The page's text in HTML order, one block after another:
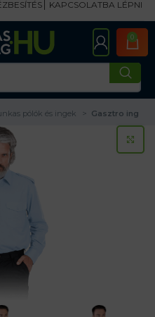
KAPCSOLATBA LÉPNI
0
pólók és ingek Gasztro ing